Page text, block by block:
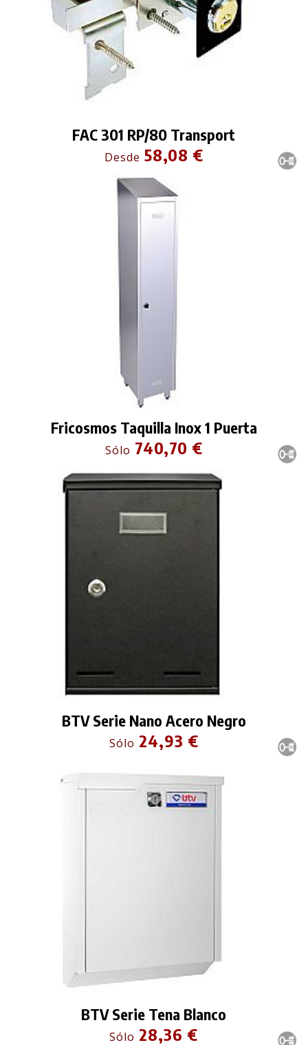
FAC 301 RP/80 Transport
Desde 58,08 €
Fricosmos Taquilla Inox 1 Puerta
Sólo 740,70 €
BTV Serie Nano Acero Negro
Sólo 24,93 €
BTV Serie Tena Blanco
Sólo 28,36 €